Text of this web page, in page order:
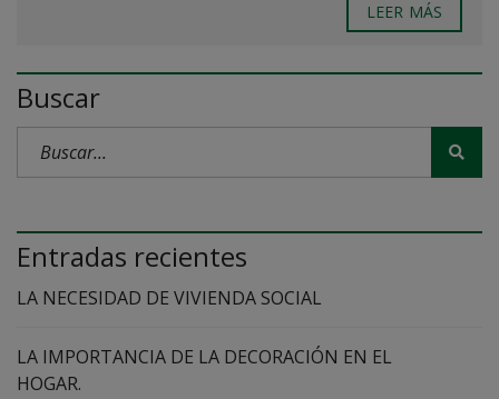
LEER MÁS
Buscar
Entradas recientes
LA NECESIDAD DE VIVIENDA SOCIAL
LA IMPORTANCIA DE LA DECORACIÓN EN EL
HOGAR.